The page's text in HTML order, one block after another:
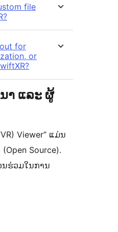
file
for
or
າ ແລະ ຜູ້
Viewer” ແມ່ນ
Source).
ຮ່ວມໃນການ